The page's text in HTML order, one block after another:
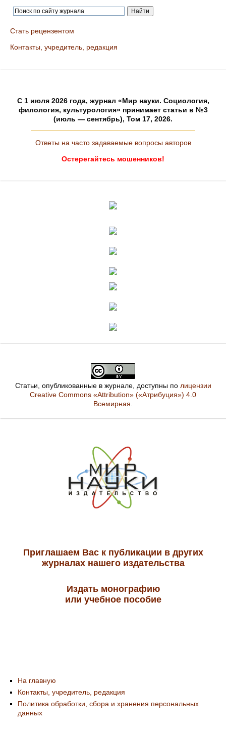
Стать рецензентом
Контакты, учредитель, редакция
C 1 июля 2026 года, журнал «Мир науки. Социология,
филология, культурология» принимает статьи в №3
(июль — сентябрь), Том 17, 2026.
Ответы на часто задаваемые вопросы авторов
Остерегайтесь мошенников!
Статьи, опубликованные в журнале, доступны по лицензии
Creative Commons «Attribution» («Атрибуция») 4.0
Всемирная.
Приглашаем Вас к публикации в других
журналах нашего издательства
Издать монографию
или учебное пособие
На главную
Контакты, учредитель, редакция
Политика обработки, сбора и хранения персональных
данных